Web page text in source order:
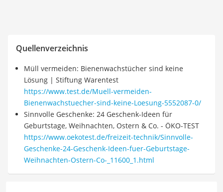
Quellenverzeichnis
Müll vermeiden: Bienenwachstücher sind keine
Lösung | Stiftung Warentest
https://www.test.de/Muell-vermeiden-
Bienenwachstuecher-sind-keine-Loesung-5552087-0/
Sinnvolle Geschenke: 24 Geschenk-Ideen für
Geburtstage, Weihnachten, Ostern & Co. - ÖKO-TEST
https://www.oekotest.de/freizeit-technik/Sinnvolle-
Geschenke-24-Geschenk-Ideen-fuer-Geburtstage-
Weihnachten-Ostern-Co-_11600_1.html